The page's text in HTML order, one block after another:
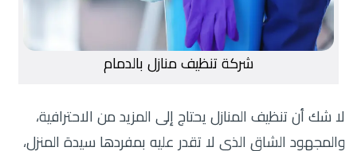
شركة تنظيف منازل بالدمام
لا شك أن تنظيف المنازل يحتاج إلى المزيد من الاحترافية،
والمجهود الشاق الذي لا تقدر عليه بمفردها سيدة المنزل،